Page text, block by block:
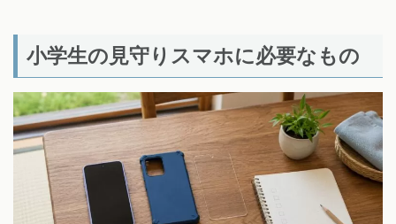
小学生の見守りスマホに必要なもの